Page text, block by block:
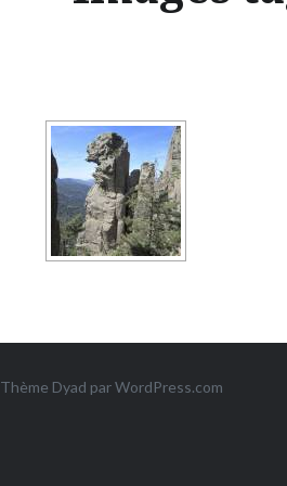
Thème Dyad parWordPress.com